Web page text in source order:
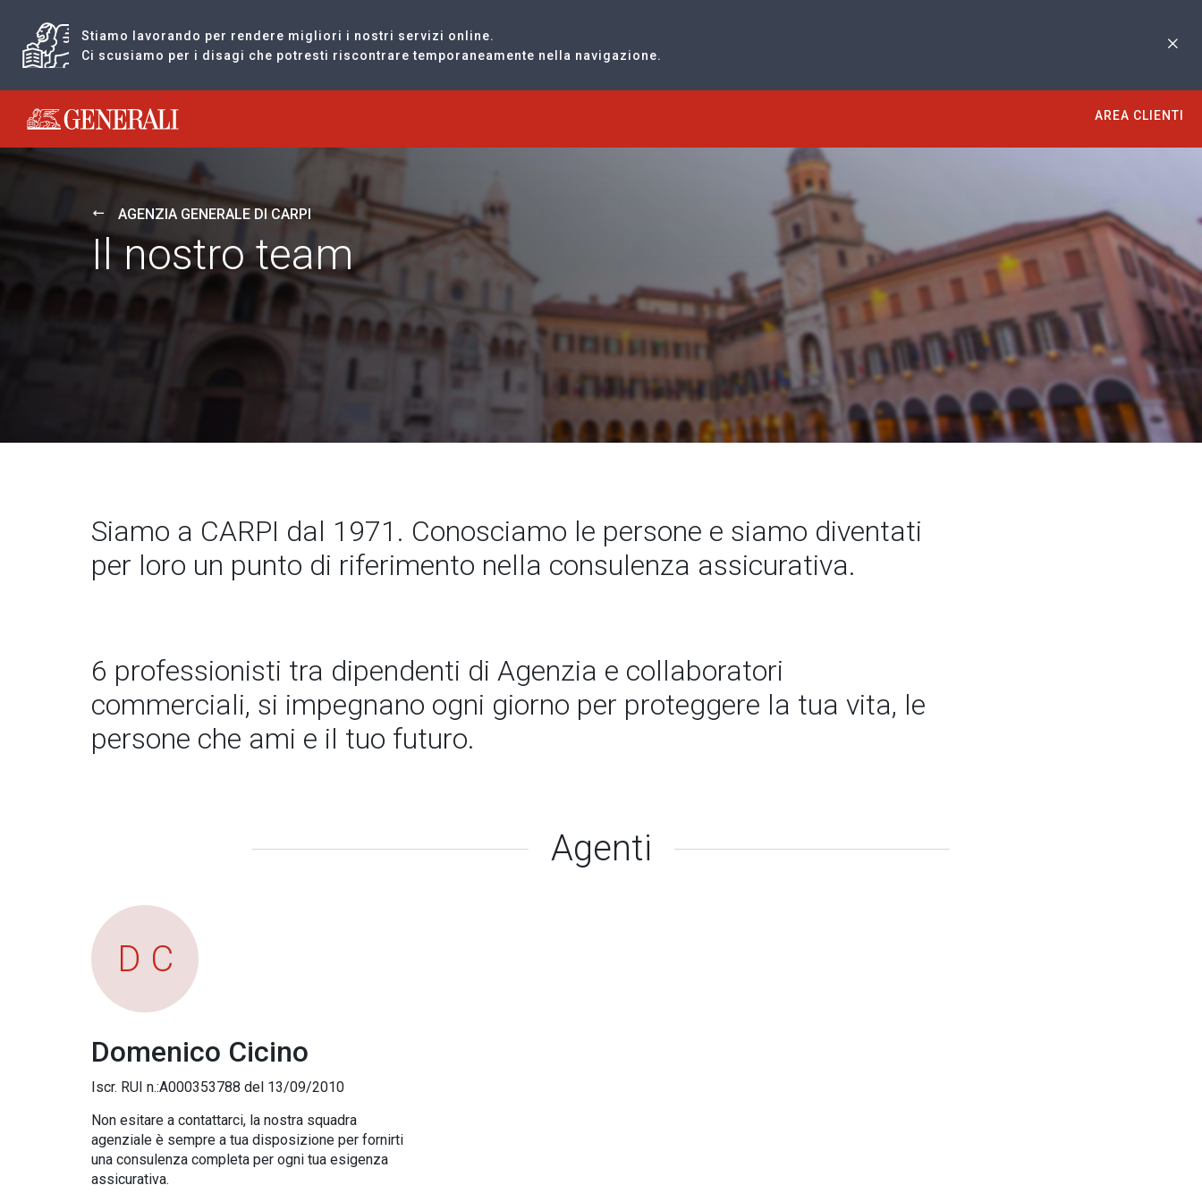
Stiamo lavorando per rendere migliori i nostri servizi online.
Ci scusiamo per i disagi che potresti riscontrare temporaneamente nella navigazione.
Generali logo
AREA CLIENTI
AGENZIA GENERALE DI CARPI
Il nostro team
Siamo a CARPI dal 1971. Conosciamo le persone e siamo diventati
per loro un punto di riferimento nella consulenza assicurativa.
6 professionisti tra dipendenti di Agenzia e collaboratori
commerciali, si impegnano ogni giorno per proteggere la tua vita, le
persone che ami e il tuo futuro.
Agenti
D C
Domenico Cicino
Iscr. RUI n.:A000353788 del 13/09/2010
Non esitare a contattarci, la nostra squadra
agenziale è sempre a tua disposizione per fornirti
una consulenza completa per ogni tua esigenza
assicurativa.